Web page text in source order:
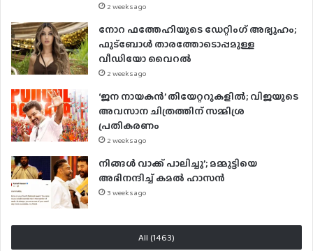
2 weeks ago
നോറ ഫത്തേഹിയുടെ ഡേറ്റിംഗ് അഭ്യൂഹം;
ഫുട്ബോൾ താരത്തോടൊപ്പമുള്ള
വീഡിയോ വൈറൽ
2 weeks ago
‘ജന നായകൻ’ തിയേറ്ററുകളിൽ; വിജയുടെ
അവസാന ചിത്രത്തിന് സമ്മിശ്ര
പ്രതികരണം
2 weeks ago
നിങ്ങൾ വാക്ക് പാലിച്ചു’; മമ്മൂട്ടിയെ
അഭിനന്ദിച്ച് കമൽ ഹാസൻ
3 weeks ago
All (1463)